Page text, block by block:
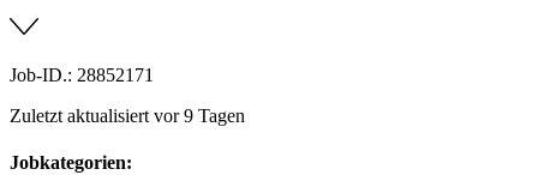
Job-ID.: 28852171
Zuletzt aktualisiert vor 9 Tagen
Jobkategorien: